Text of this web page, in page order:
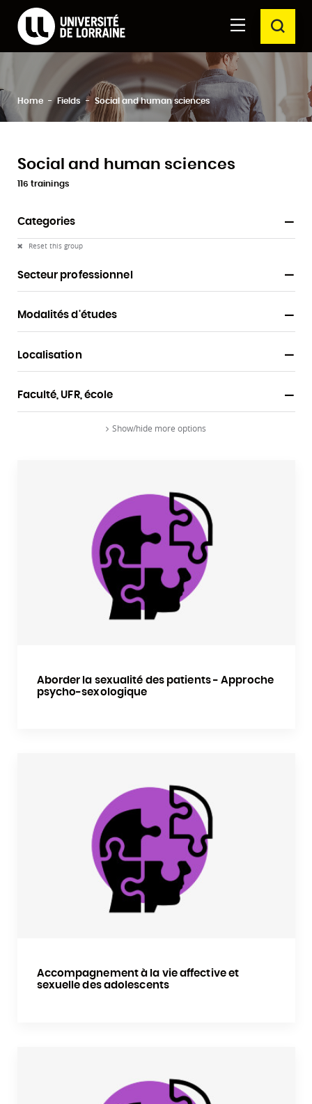
contenu
principal
moteur
de
recherche
Formations Université de Lorraine
Search
Close
Home Fields Social and human sciences
Social and human sciences
116 trainings
Categories
Reset this group
Secteur professionnel
Modalités d'études
Localisation
Faculté, UFR, école
Show/hide more options
Aborder la sexualité des patients - Approche
psycho-sexologique
Accompagnement à la vie affective et
sexuelle des adolescents